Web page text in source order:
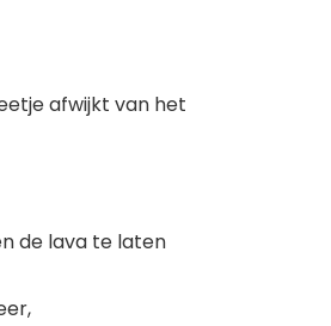
afwijkt van het
de lava te laten